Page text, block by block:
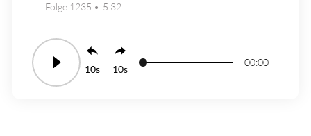
Folge 1235 5:32
10 10
00:00